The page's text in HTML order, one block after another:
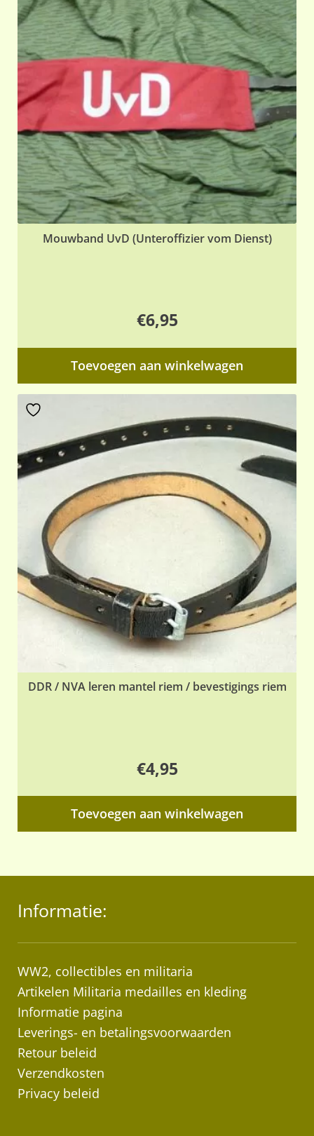
op
de
Mouwband UvD (Unteroffizier vom Dienst)
€6,95
Toevoegen aan winkelwagen
DDR / NVA leren mantel riem / bevestigings riem
€4,95
Toevoegen aan winkelwagen
Informatie:
WW2, collectibles en militaria
Artikelen Militaria medailles en kleding
Informatie pagina
Leverings- en betalingsvoorwaarden
Retour beleid
Verzendkosten
Privacy beleid